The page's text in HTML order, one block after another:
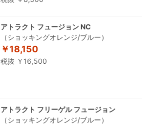
アトラクト フュージョン NC
（ショッキングオレンジ/ブルー）
￥18,150
税抜 ￥16,500
アトラクト フリーゲル フュージョン
（ショッキングオレンジ/ブルー）